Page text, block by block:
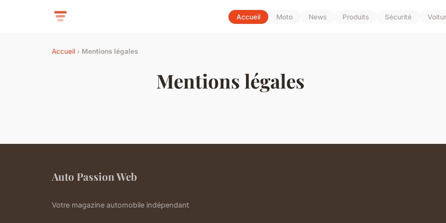
Accueil Moto News Produits Sécurité
Accueil › Mentions légales
Mentions légales
Auto Passion Web
Votre magazine automobile indépendant